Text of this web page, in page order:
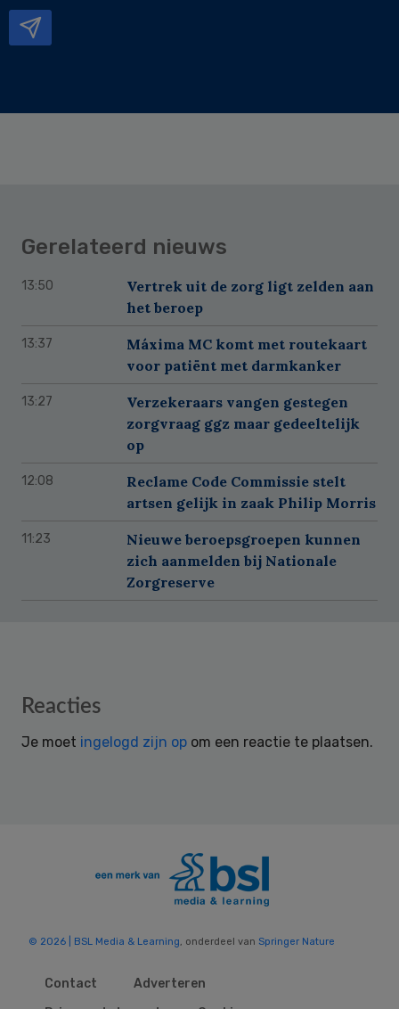
Gerelateerd nieuws
13:50
Vertrek uit de zorg ligt zelden aan
het beroep
13:37
Máxima MC komt met routekaart
voor patiënt met darmkanker
13:27
Verzekeraars vangen gestegen
zorgvraag ggz maar gedeeltelijk
op
12:08
Reclame Code Commissie stelt
artsen gelijk in zaak Philip Morris
11:23
Nieuwe beroepsgroepen kunnen
zich aanmelden bij Nationale
Zorgreserve
Reader
Reacties
Je moet ingelogd zijn op om een reactie te plaatsen.
© 2026 | BSL Media & Learning, onderdeel van Springer Nature
Contact
Adverteren